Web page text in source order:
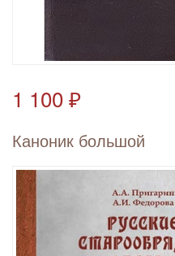
1 100 ₽
Каноник большой